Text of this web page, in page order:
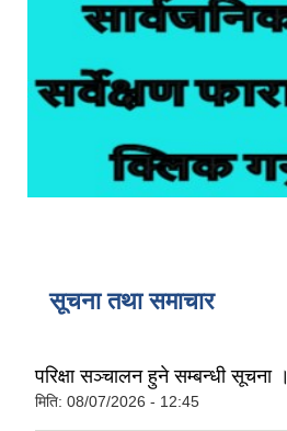
सूचना तथा समाचार
परिक्षा सञ्चालन हुने सम्बन्धी सूचना ।
मिति: 08/07/2026 - 12:45